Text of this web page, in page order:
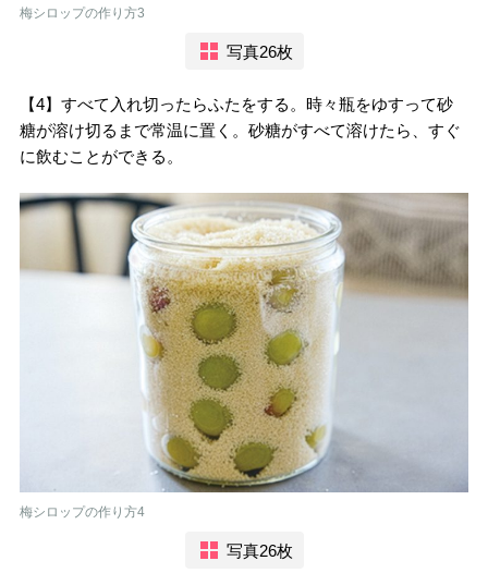
梅シロップの作り方3
写真26枚
【4】すべて入れ切ったらふたをする。時々瓶をゆすって砂
糖が溶け切るまで常温に置く。砂糖がすべて溶けたら、すぐ
に飲むことができる。
梅シロップの作り方4
写真26枚